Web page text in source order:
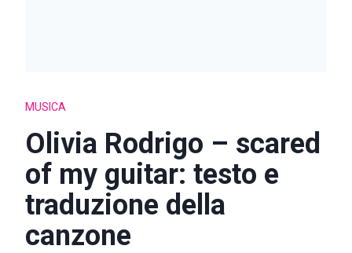
MUSICA
Olivia Rodrigo – ​​scared
of my guitar: testo e
traduzione della
canzone